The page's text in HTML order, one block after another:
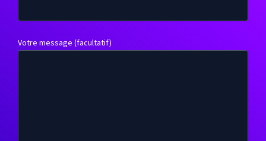
Votre message (facultatif)